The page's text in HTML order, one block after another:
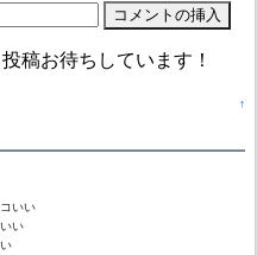
稿お待ちしています！
↑
いい
い